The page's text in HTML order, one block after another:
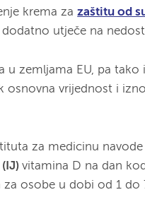
krema zazaštitu od
utječe na
u zemljama EU, pa
osnovna vrijednost i
za medicinu
(IJ)vitamina D na dan
osobe u dobi od 1 do